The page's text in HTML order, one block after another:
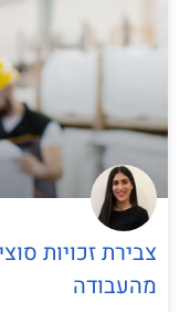
צבירת זכויות
מהעבודה